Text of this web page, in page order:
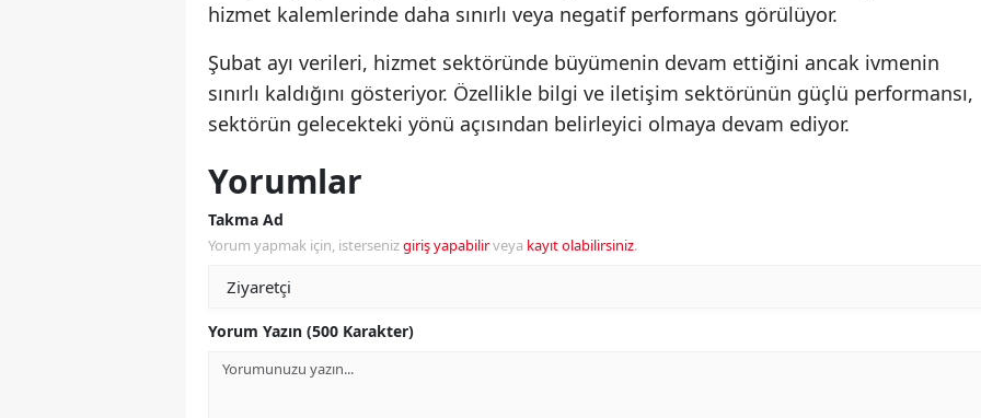
hizmet kalemlerinde daha sınırlı veya negatif performans görülüyor.
Şubat ayı verileri, hizmet sektöründe büyümenin devam ettiğini ancak ivmenin
sınırlı kaldığını gösteriyor. Özellikle bilgi ve iletişim sektörünün güçlü performansı,
sektörün gelecekteki yönü açısından belirleyici olmaya devam ediyor.
Yorumlar
Takma Ad
Yorum yapmak için, istersenizgiriş yapabilirveya kayıt olabilirsiniz.
Yorum Yazın (500 Karakter)